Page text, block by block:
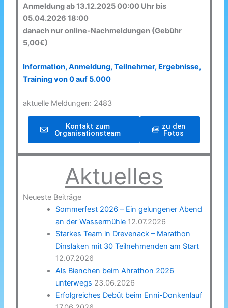
Anmeldung ab 13.12.2025 00:00 Uhr bis
05.04.2026 18:00
danach nur online-Nachmeldungen (Gebühr
5,00€)
Information, Anmeldung, Teilnehmer, Ergebnisse,
Training von 0 auf 5.000
aktuelle Meldungen: 2483
Kontakt zum
Organisationsteam
zu den
Fotos
Aktuelles
Neueste Beiträge
Sommerfest 2026 – Ein gelungener Abend
an der Wassermühle 12.07.2026
Starkes Team in Drevenack – Marathon
Dinslaken mit 30 Teilnehmenden am Start
12.07.2026
Als Bienchen beim Ahrathon 2026
unterwegs 23.06.2026
Erfolgreiches Debüt beim Enni-Donkenlauf